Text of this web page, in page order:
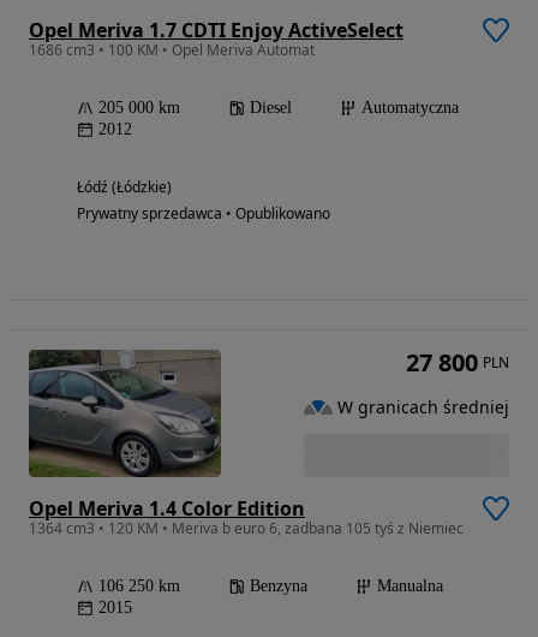
Opel Meriva 1.7 CDTI Enjoy ActiveSelect
1686 cm3 • 100 KM • Opel Meriva Automat
205 000 km Diesel
Automatyczna
2012
Łódź (Łódzkie)
Prywatny sprzedawca • Opublikowano
Opel Meriva 1.4 Color Edition
1364 cm3 • 120 KM • Meriva b euro 6, zadbana 105 tyś z Niemiec
106 250 km Benzyna
Manualna
2015
27 800 PLN
W granicach średniej